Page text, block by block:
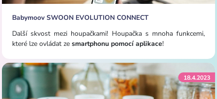
Babymoov SWOON EVOLUTION CONNECT
Další skvost mezi houpačkami! Houpačka s mnoha funkcemi,
které lze ovládat ze smartphonu pomocí aplikace!
18.4.2023